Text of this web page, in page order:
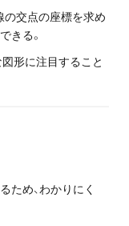
の交点の座標を求め
きる。
形に注目すること
ため、わかりにく